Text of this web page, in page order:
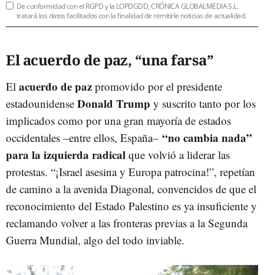
De conformidad con el RGPD y la LOPDGDD, CRÓNICA GLOBALMEDIA S.L.
tratará los datos facilitados con la finalidad de remitirle noticias de actualidad.
El acuerdo de paz, “una farsa”
El acuerdo de paz promovido por el presidente
estadounidense Donald Trump y suscrito tanto por los
implicados como por una gran mayoría de estados
occidentales –entre ellos, España– “no cambia nada”
para la izquierda radical que volvió a liderar las
protestas. “¡Israel asesina y Europa patrocina!”, repetían
de camino a la avenida Diagonal, convencidos de que el
reconocimiento del Estado Palestino es ya insuficiente y
reclamando volver a las fronteras previas a la Segunda
Guerra Mundial, algo del todo inviable.